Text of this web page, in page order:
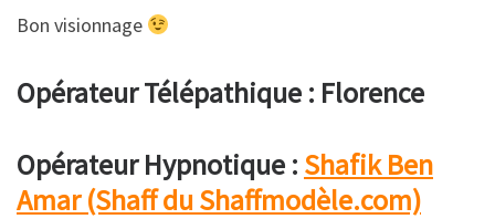
Bon visionnage
Opérateur Télépathique : Florence
Opérateur Hypnotique : Shafik Ben
Amar (Shaff du Shaffmodèle.com)